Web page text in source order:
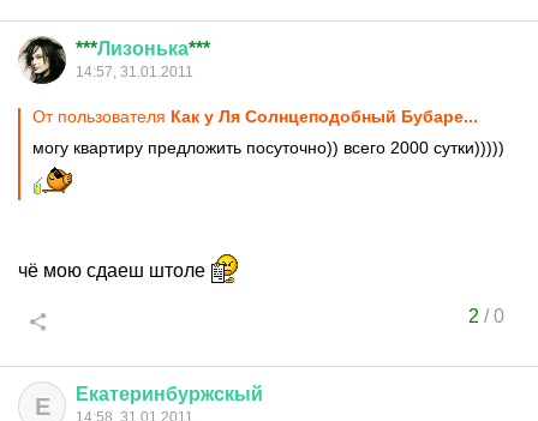
***Лизонька***
14:57, 31.01.2011
От пользователя Как у Ля Солнцеподобный Бубаре...
могу квартиру предложить посуточно)) всего 2000 сутки)))))
чё мою сдаеш штоле
2 /0
Е Екатеринбуржскый
14:58, 31.01.2011